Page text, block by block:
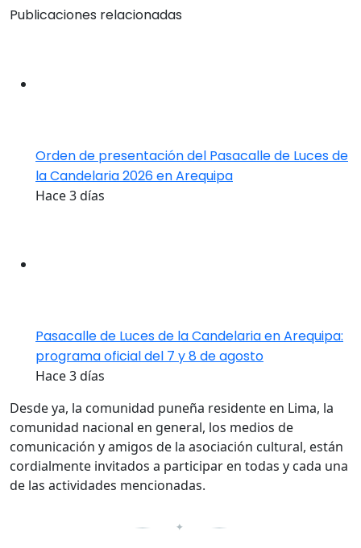
Publicaciones relacionadas
Orden de presentación del Pasacalle de Luces de
la Candelaria 2026 en Arequipa
Hace 3 días
Pasacalle de Luces de la Candelaria en Arequipa:
programa oficial del 7 y 8 de agosto
Hace 3 días
Desde ya, la comunidad puneña residente en Lima, la
comunidad nacional en general, los medios de
comunicación y amigos de la asociación cultural, están
cordialmente invitados a participar en todas y cada una
de las actividades mencionadas.
✦